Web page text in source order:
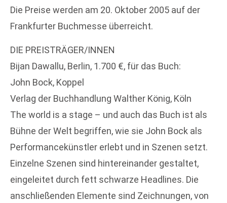
Die Preise werden am 20. Oktober 2005 auf der
Frankfurter Buchmesse überreicht.
DIE PREISTRÄGER/INNEN
Bijan Dawallu, Berlin, 1.700 €, für das Buch:
John Bock, Koppel
Verlag der Buchhandlung Walther König, Köln
The world is a stage – und auch das Buch ist als
Bühne der Welt begriffen, wie sie John Bock als
Performancekünstler erlebt und in Szenen setzt.
Einzelne Szenen sind hintereinander gestaltet,
eingeleitet durch fett schwarze Headlines. Die
anschließenden Elemente sind Zeichnungen, von